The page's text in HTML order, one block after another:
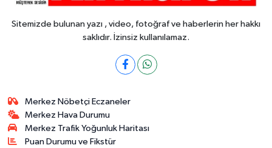
Sitemizde bulunan yazı , video, fotoğraf ve haberlerin her hakkı
saklıdır. İzinsiz kullanılamaz.
Merkez Nöbetçi Eczaneler
Merkez Hava Durumu
Merkez Trafik Yoğunluk Haritası
Puan Durumu ve Fikstür